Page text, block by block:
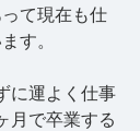
て現在も仕
す。
に運よく仕事
月で卒業する